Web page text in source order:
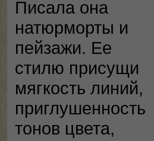
Писала она
натюрморты и
пейзажи. Ее
стилю присущи
мягкость линий,
приглушенность
тонов цвета,